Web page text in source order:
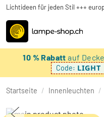
Lichtideen für jeden Stil +++
10 % Rabattauf
Code: LIGHT
Startseite / Innenleuchten /